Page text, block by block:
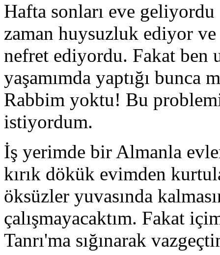
Hafta sonları eve
zaman huysuzluk ediyor
nefret ediyordu. Fakat ben
yaşamımda yaptığı bunca
Rabbim yoktu! Bu
istiyordum.
İş yerimde bir Almanla
kırık dökük evimden
öksüzler yuvasında
çalışmayacaktım. Fakat
Tanrı'ma sığınarak